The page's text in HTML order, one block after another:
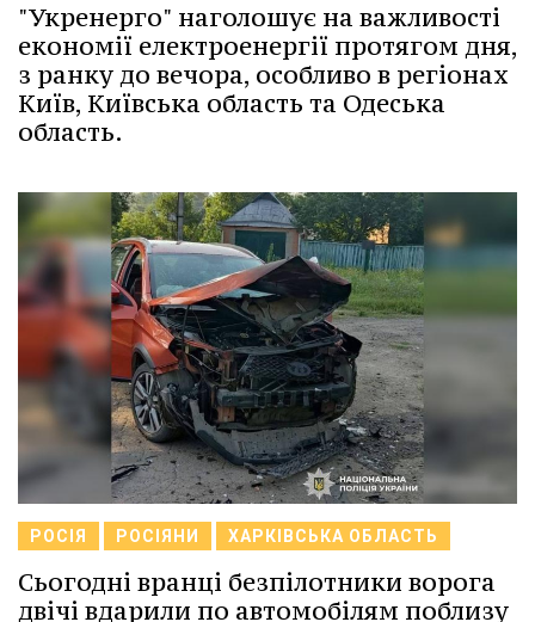
"Укренерго" наголошує на важливості
економії електроенергії протягом дня,
з ранку до вечора, особливо в регіонах
Київ, Київська область та Одеська
область.
РОСІЯ РОСІЯНИ ХАРКІВСЬКА ОБЛАСТЬ
Сьогодні вранці безпілотники ворога
двічі вдарили по автомобілям поблизу